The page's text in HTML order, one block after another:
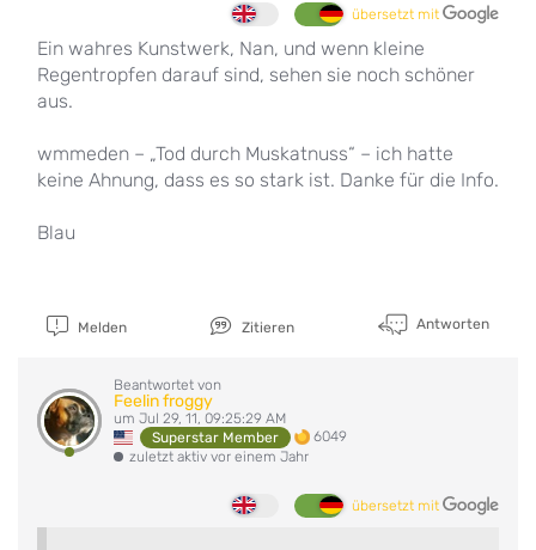
übersetzt mit
Ein wahres Kunstwerk, Nan, und wenn kleine
Regentropfen darauf sind, sehen sie noch schöner
aus.
wmmeden – „Tod durch Muskatnuss“ – ich hatte
keine Ahnung, dass es so stark ist. Danke für die Info.
Blau
Melden Zitieren Antworten
Beantwortet von
Feelin froggy
um Jul 29, 11, 09:25:29 AM
Superstar Member
6049
zuletzt aktiv vor einem Jahr
übersetzt mit